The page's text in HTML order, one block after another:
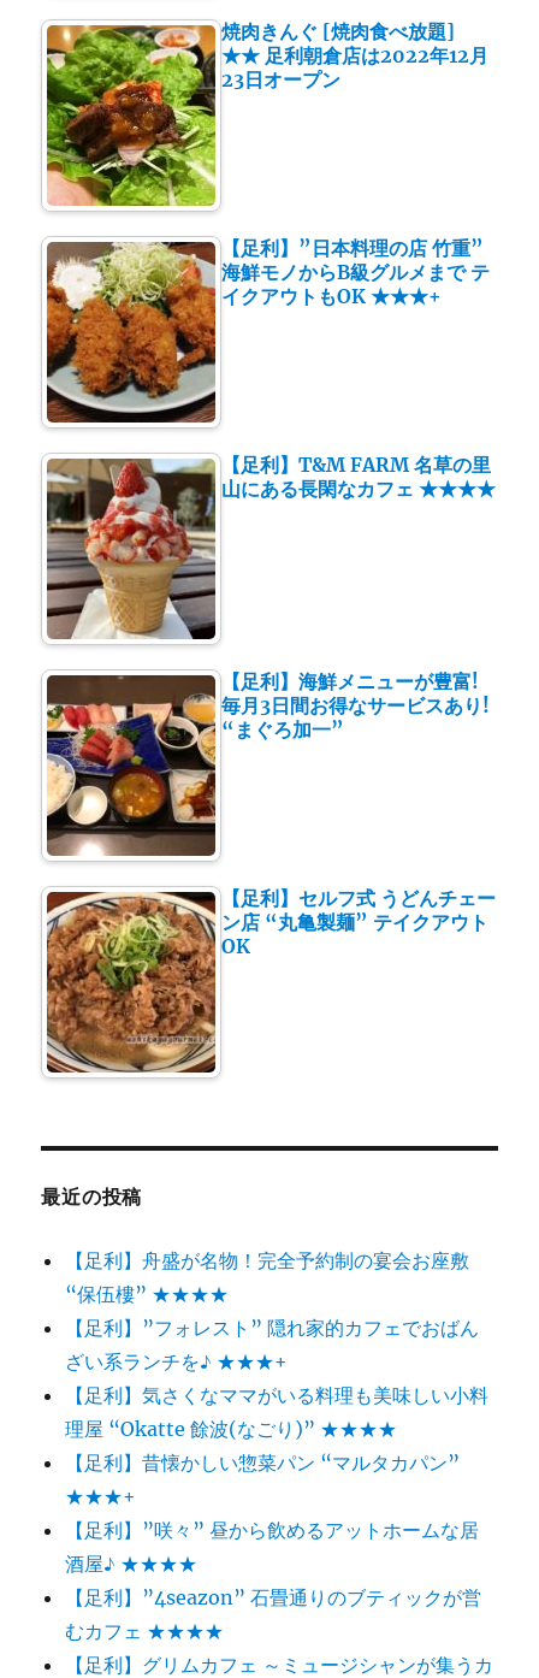
焼肉きんぐ [焼肉食べ放題]
★★ 足利朝倉店は2022年12月
23日オープン
【足利】”日本料理の店 竹重”
海鮮モノからB級グルメまで テ
イクアウトもOK ★★★+
【足利】T&M FARM 名草の里
山にある長閑なカフェ ★★★★
【足利】海鮮メニューが豊富!
毎月3日間お得なサービスあり!
“まぐろ加一”
【足利】セルフ式 うどんチェー
ン店 “丸亀製麺” テイクアウト
OK
最近の投稿
【足利】舟盛が名物！完全予約制の宴会お座敷
“保伍樓” ★★★★
【足利】”フォレスト” 隠れ家的カフェでおばん
ざい系ランチを♪ ★★★+
【足利】気さくなママがいる料理も美味しい小料
理屋 “Okatte 餘波(なごり)” ★★★★
【足利】昔懐かしい惣菜パン “マルタカパン”
★★★+
【足利】”咲々” 昼から飲めるアットホームな居
酒屋♪ ★★★★
【足利】”4seazon” 石畳通りのブティックが営
むカフェ ★★★★
【足利】グリムカフェ ～ミュージシャンが集うカ